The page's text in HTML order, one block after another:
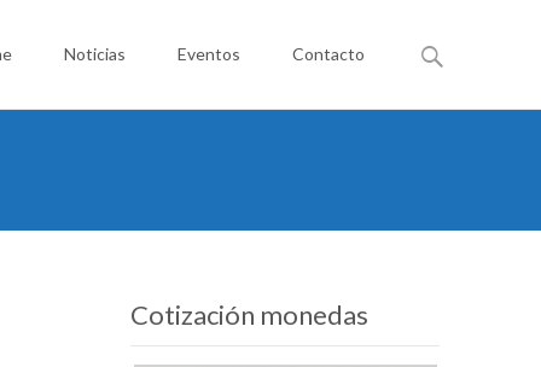
Noticias Eventos Contacto
Buscar
Cotización monedas